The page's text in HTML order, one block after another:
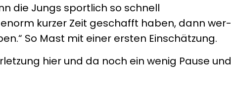
die Jungs sportlich so schnell
kurzer Zeit geschafft haben, dann wer-
So Mast mit einer ersten Einschätzung.
hier und da noch ein wenig Pause und